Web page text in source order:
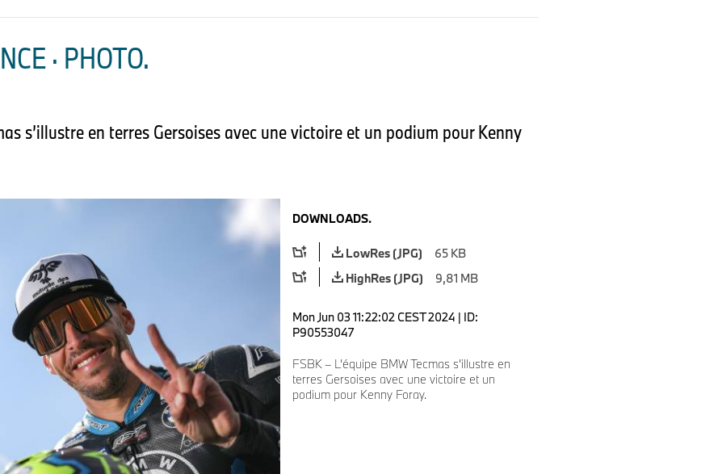
· PHOTO.
s’illustre en terres Gersoises avec une victoire et un podium pour Kenny
DOWNLOADS.
LowRes (JPG)
65 KB
HighRes (JPG)
9,81 MB
Mon Jun 03 11:22:02 CEST 2024 | ID:
P90553047
FSBK – L’équipe BMW Tecmas s’illustre en
terres Gersoises avec une victoire et un
podium pour Kenny Foray.